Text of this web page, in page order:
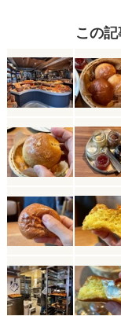
この